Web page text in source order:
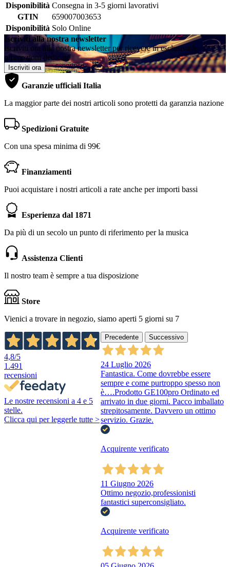
Disponibilità Consegna in 3-5 giorni lavorativi
GTIN
659007003653
Disponibilità Solo Online
Iscriviti alla nostra newsletter
Iscriviti ora alla nostra newsletter per ricevere in esclusiva le
promozioni dedicate
Iscriviti ora
Garanzie ufficiali Italia
La maggior parte dei nostri articoli sono protetti da garanzia nazione
Spedizioni Gratuite
Con una spesa minima di 99€
Finanziamenti
Puoi acquistare i nostri articoli a rate anche per importi bassi
Esperienza dal 1871
Da più di un secolo un punto di riferimento per la musica
Assistenza Clienti
Il nostro team è sempre a tua disposizione
Store
Vienici a trovare in negozio, siamo aperti 5 giorni su 7
4,8/5
1.491
recensioni
Le nostre recensioni a 4 e 5
stelle.
Clicca qui per leggerle tutte >
Precedente Successivo
24 Luglio 2026
Fantastica. Come dovrebbe essere
sempre e come purtroppo spesso non
è….Prodotto GE100pro Ordinato ed
arrivato in due giorni. Pacco imballato
strepitosamente. Davvero un ottimo
servizio. Grazie.
Acquirente verificato
11 Giugno 2026
Ottimo negozio,professionisti
fantastici superconsigliato.
Acquirente verificato